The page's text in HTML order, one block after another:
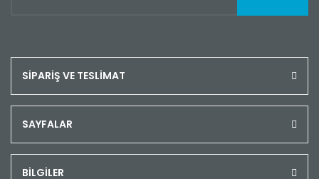
SİPARİŞ VE TESLİMAT
SAYFALAR
BİLGİLER